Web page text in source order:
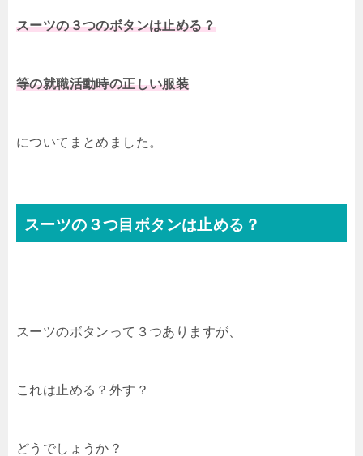
スーツの３つのボタンは止める？
等の就職活動時の正しい服装
についてまとめました。
スーツの３つ目ボタンは止める？
スーツのボタンって３つありますが、
これは止める？外す？
どうでしょうか？